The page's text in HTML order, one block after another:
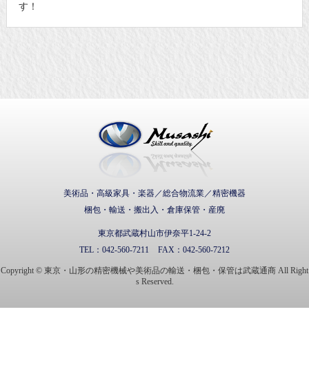
す！
美術品・高級家具・楽器／総合物流業／精密機器
梱包・輸送・搬出入・倉庫保管・産廃
東京都武蔵村山市伊奈平1-24-2
TEL： 042-560-7211 FAX： 042-560-7212
Copyright © 東京・山形の精密機械や美術品の輸送・梱包・保管は武蔵通商 All Right
s Reserved.